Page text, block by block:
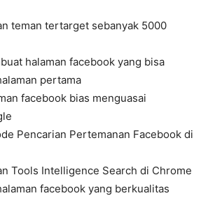
teman tertarget sebanyak 5000
halaman facebook yang bisa
pertama
facebook bias menguasai
Pencarian Pertemanan Facebook di
Tools Intelligence Search di Chrome
facebook yang berkualitas